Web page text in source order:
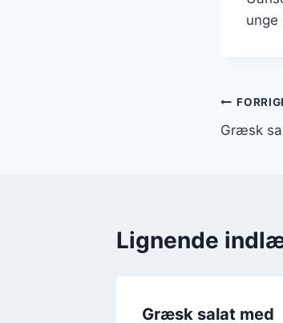
unge
Græsk
Lignende
Græsk salat med